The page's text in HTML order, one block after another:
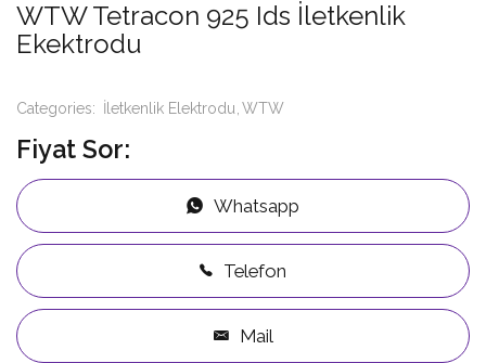
WTW Tetracon 925 Ids İletkenlik
Ekektrodu
Categories: İletkenlik Elektrodu WTW
Fiyat Sor:
Whatsapp
Telefon
Mail